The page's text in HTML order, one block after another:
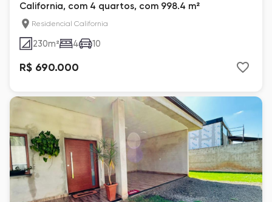
California, com 4 quartos, com 998.4 m²
Residencial California
230m² 4 10
R$ 690.000